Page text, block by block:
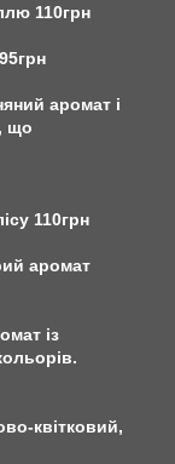
110грн
аромат і
що
110грн
аромат
із
квітковий,